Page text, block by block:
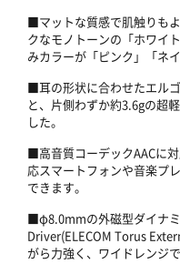
■マットな質感で肌触りも
クなモノトーンの「ホワイ
みカラーが「ピンク」「ネ
■耳の形状に合わせたエル
と、片側わずか約3.6gの超
した。
■高音質コーデックAACに
応スマートフォンや音楽プ
できます。
■φ8.0mmの外磁型ダイナ
Driver(ELECOM Torus
がら力強く、ワイドレンジ